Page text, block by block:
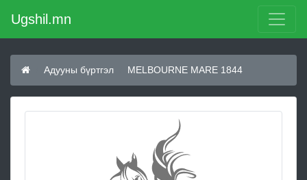
Ugshil.mn
Адууны бүртгэл MELBOURNE MARE 1844